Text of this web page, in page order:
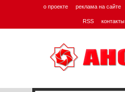
о проекте реклама на сайте
RSS контакты